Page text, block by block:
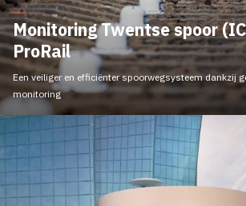
Monitoring Twentse spoor
ProRail
Een veiliger en efficiënter spoorwegsysteem dankzij
monitoring